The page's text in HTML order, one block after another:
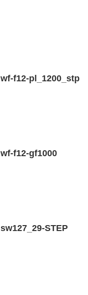
wf-f12-pl_1200_stp
wf-f12-gf1000
sw127_29-STEP